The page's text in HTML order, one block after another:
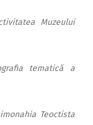
Muzeului
tematică a
Teoctista